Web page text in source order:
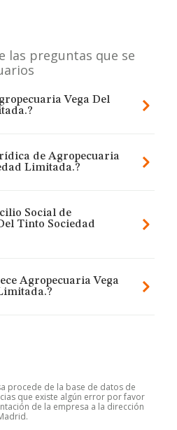
las preguntas que se
Vega Del
de Agropecuaria
Limitada.?
Social de
Tinto Sociedad
Agropecuaria Vega
procede de la base de datos de
que existe algún error por favor
de la empresa a la dirección